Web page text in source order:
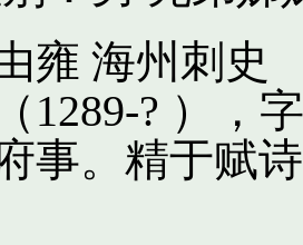
雍 海州刺史
1289-? ），
事。精于赋